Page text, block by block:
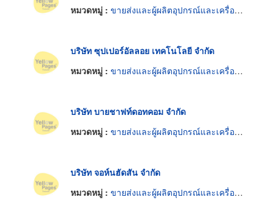
หมวดหมู่ : ขายส่งและผู้ผลิตอุปกรณ์และเครื่องใช้กอล์ฟ
บริษัท ซุปเปอร์อัลลอย เทคโนโลยี จำกัด
หมวดหมู่ : ขายส่งและผู้ผลิตอุปกรณ์และเครื่องใช้กอล์ฟ
บริษัท บายชาฟท์ดอทคอม จำกัด
หมวดหมู่ : ขายส่งและผู้ผลิตอุปกรณ์และเครื่องใช้กอล์ฟ
บริษัท จอห์นฮัดสัน จำกัด
หมวดหมู่ : ขายส่งและผู้ผลิตอุปกรณ์และเครื่องใช้กอล์ฟ